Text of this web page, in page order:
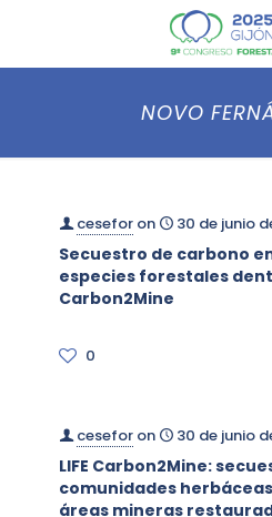
NOVO
cesefor on 30 de junio
Secuestro de carbono
especies forestales
Carbon2Mine
0
cesefor on 30 de junio
LIFE Carbon2Mine:
comunidades
áreas mineras